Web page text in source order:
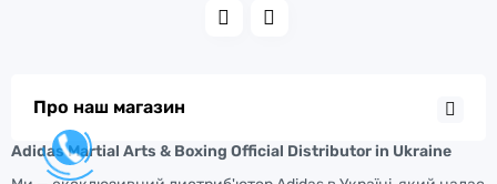
Про наш магазин
Adidas Martial Arts & Boxing Official Distributor in Ukraine